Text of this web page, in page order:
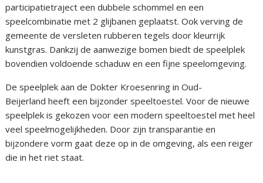
participatietraject een dubbele schommel en een
speelcombinatie met 2 glijbanen geplaatst. Ook verving de
gemeente de versleten rubberen tegels door kleurrijk
kunstgras. Dankzij de aanwezige bomen biedt de speelplek
bovendien voldoende schaduw en een fijne speelomgeving.
De speelplek aan de Dokter Kroesenring in Oud-
Beijerland heeft een bijzonder speeltoestel. Voor de nieuwe
speelplek is gekozen voor een modern speeltoestel met heel
veel speelmogelijkheden. Door zijn transparantie en
bijzondere vorm gaat deze op in de omgeving, als een reiger
die in het riet staat.